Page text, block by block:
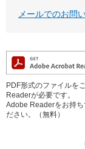
メールでのお問
PDF形式のファイルを
Readerが必要です。
Adobe Readerをお持ち
ださい。（無料）